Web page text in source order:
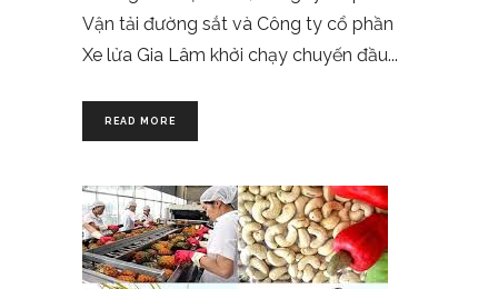
Vận tải đường sắt và Công ty cổ phần
Xe lửa Gia Lâm khởi chạy chuyến đầu
READ MORE